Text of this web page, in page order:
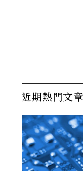
近期熱門文章